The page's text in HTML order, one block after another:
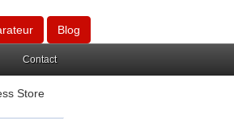
Blog
Contact
Store